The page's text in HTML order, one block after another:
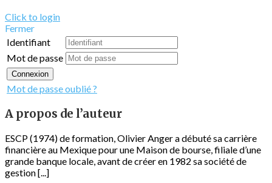
Click to login
Fermer
Identifiant
Mot de passe
Connexion
Mot de passe oublié ?
A propos de l’auteur
ESCP (1974) de formation, Olivier Anger a débuté sa carrière
financière au Mexique pour une Maison de bourse, filiale d’une
grande banque locale, avant de créer en 1982 sa société de
gestion [...]